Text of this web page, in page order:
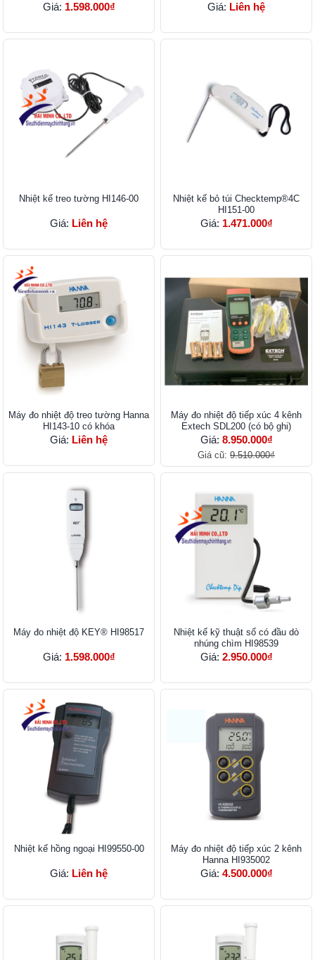
Giá: 1.598.000₫ Giá: Liên hệ
Nhiệt kế treo tường HI146-00
Giá: Liên hệ
Nhiệt kế bỏ túi Checktemp®4C
HI151-00
Giá: 1.471.000₫
Máy đo nhiệt độ treo tường Hanna
HI143-10 có khóa
Giá: Liên hệ
Máy đo nhiệt độ tiếp xúc 4 kênh
Extech SDL200 (có bộ ghi)
Giá: 8.950.000₫
Giá cũ: 9.510.000₫
Máy đo nhiệt độ KEY® HI98517
Giá: 1.598.000₫
Nhiệt kế kỹ thuật số có đầu dò
nhúng chìm HI98539
Giá: 2.950.000₫
Nhiệt kế hồng ngoại HI99550-00
Giá: Liên hệ
Máy đo nhiệt độ tiếp xúc 2 kênh
Hanna HI935002
Giá: 4.500.000₫